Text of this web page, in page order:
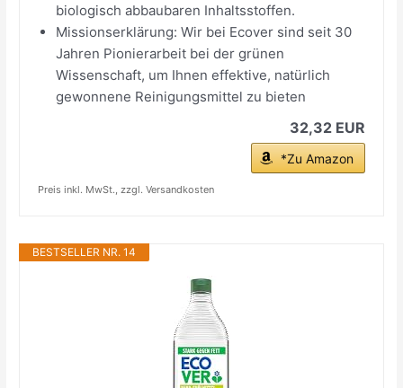
biologisch abbaubaren Inhaltsstoffen.
Missionserklärung: Wir bei Ecover sind seit 30
Jahren Pionierarbeit bei der grünen
Wissenschaft, um Ihnen effektive, natürlich
gewonnene Reinigungsmittel zu bieten
32,32 EUR
*Zu Amazon
Preis inkl. MwSt., zzgl. Versandkosten
BESTSELLER NR. 14